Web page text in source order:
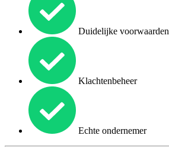
Duidelijke voorwaarden
Klachtenbeheer
Echte ondernemer